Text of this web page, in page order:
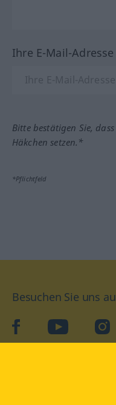
Ihre E-Mail-
Bitte bestätigen Sie,
Häkchen setzen.*
*Pflichtfeld
Besuchen Sie uns
facebookYouTube